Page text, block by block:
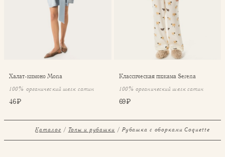
Халат-кимоно Mona
100% органический шелк сатин
46 ₽
Классическая пижама Serena
100% органический шелк сатин
69 ₽
Каталог Топы и рубашки Рубашка с оборками Coquette